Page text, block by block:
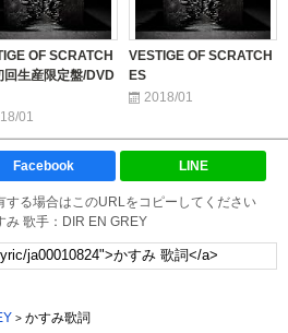
OF SCRATCH
回生産限定盤/DVD
01
VESTIGE OF SCRATCH
ES
2018/01
Facebook LINE
する場合はこのURLをコピーしてください
み 歌手：DIR EN GREY
かすみ歌詞